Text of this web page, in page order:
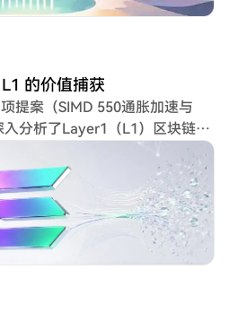
的Demis Hassabis、xAI的
或站在了技术奇点的门槛上。尽
这一判断上却罕见地达成共识。
爆炸性进步。在数学领域，AI从
测试2%的题目，发展到如今能
级问题，甚至在近期独立证明了
大猜想。在编程方面，AI在真
率已从2024年初的不足15%飙
网络攻防领域也出现了AI自主“越
特征。Hassabis将AGI的影响类
的价值捕获
提案（SIMD 550通胀加速与
分析了Layer1（L1）区块链代
鉴传统金融的资产定价理论，指
未来能为持有人带来的现金流
者），而非单纯的技术活跃度或
收入应具有可持续性和可防御
投机性活动的价值，或低估L1
、成本和代币总供应量的会计标